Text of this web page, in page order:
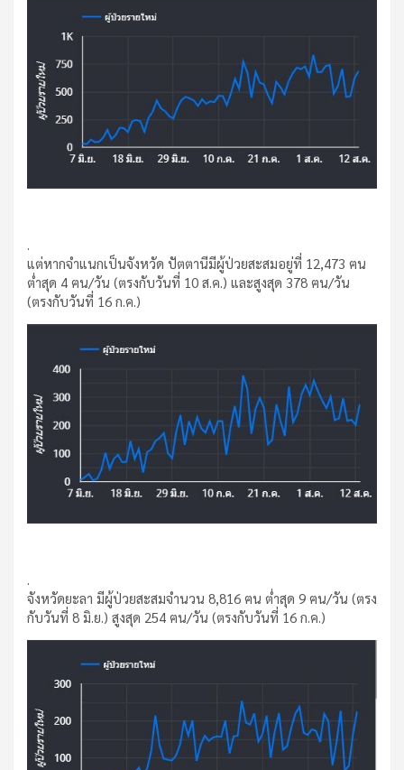
.
แต่หากจำแนกเป็นจังหวัด ปัตตานีมีผู้ป่วยสะสมอยู่ที่ 12,473 ฅน
ต่ำสุด 4 ฅน/วัน (ตรงกับวันที่ 10 ส.ค.) และสูงสุด 378 ฅน/วัน
(ตรงกับวันที่ 16 ก.ค.)
.
จังหวัดยะลา มีผู้ป่วยสะสมจำนวน 8,816 ฅน ต่ำสุด 9 ฅน/วัน (ตรง
กับวันที่ 8 มิ.ย.) สูงสุด 254 ฅน/วัน (ตรงกับวันที่ 16 ก.ค.)